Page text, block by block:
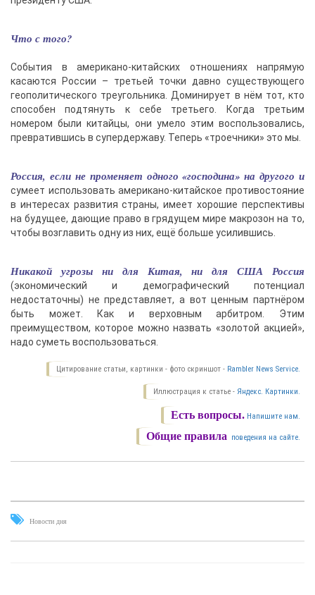
Что с того?
События в американо-китайских отношениях напрямую
касаются России – третьей точки давно существующего
геополитического треугольника. Доминирует в нём тот, кто
способен подтянуть к себе третьего. Когда третьим
номером были китайцы, они умело этим воспользовались,
превратившись в супердержаву. Теперь «троечники» это мы.
Россия, если не променяет одного «господина» на другого и
сумеет использовать американо-китайское противостояние
в интересах развития страны, имеет хорошие перспективы
на будущее, дающие право в грядущем мире макрозон на то,
чтобы возглавить одну из них, ещё больше усилившись.
Никакой угрозы ни для Китая, ни для США Россия
(экономический и демографический потенциал
недостаточны) не представляет, а вот ценным партнёром
быть может. Как и верховным арбитром. Этим
преимуществом, которое можно назвать «золотой акцией»,
надо суметь воспользоваться.
Цитирование статьи, картинки - фото скриншот - Rambler News Service.
Иллюстрация к статье - Яндекс. Картинки.
Есть вопросы. Напишите нам.
Общие правила поведения на сайте.
Новости дня